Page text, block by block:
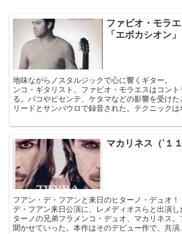
ファビオ・モラエ
「エボカシオン」
地味ながらノスタルジックで心に響くギター
ンコ・ギタリスト、ファビオ・モラエスはコン
る。パコやビセンテ、ケタマなどの影響を受け
リードとサンパウロで録音された。テクニック
マカリネス（’１
フアン・デ・フアンと来日のヒターノ・デュオ
デ・フアン来日公演に、レメディオスらと出演
ターノの兄弟フラメンコ・デュオ、マカリネス
聞かせていった。本作はそのデビュー作で、共演